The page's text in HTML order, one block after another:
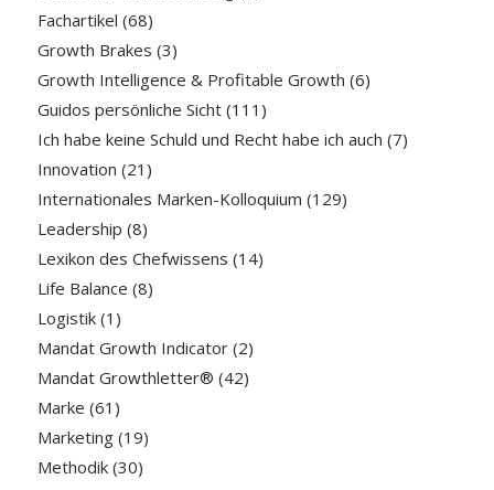
Fachartikel (68)
Growth Brakes (3)
Growth Intelligence & Profitable Growth (6)
Guidos persönliche Sicht(111)
Ich habe keine Schuld und Recht habe ich auch (7)
Innovation (21)
Internationales Marken-Kolloquium (129)
Leadership (8)
Lexikon des Chefwissens (14)
Life Balance (8)
Logistik(1)
Mandat Growth Indicator(2)
Mandat Growthletter® (42)
Marke (61)
Marketing(19)
Methodik(30)